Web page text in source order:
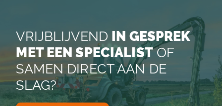
VRIJBLIJVEND IN GESPREK
MET EEN SPECIALISTOF
SAMEN DIRECT AAN DE
SLAG?